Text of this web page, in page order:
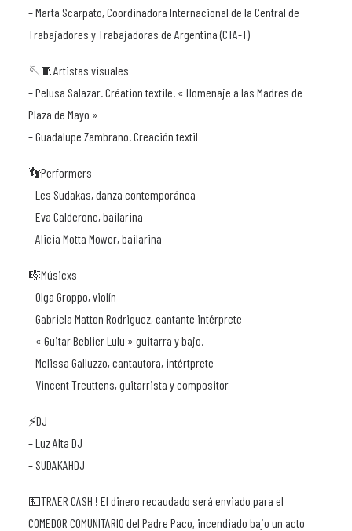
– Marta Scarpato, Coordinadora Internacional de la Central de
Trabajadores y Trabajadoras de Argentina (CTA-T)
🪡🧵Artistas visuales
– Pelusa Salazar. Création textile. « Homenaje a las Madres de
Plaza de Mayo »
– Guadalupe Zambrano. Creación textil
👣Performers
– Les Sudakas, danza contemporánea
– Eva Calderone, bailarina
– Alicia Motta Mower, bailarina
🎼Músicxs
– Olga Groppo, violín
– Gabriela Matton Rodriguez, cantante intérprete
– « Guitar Beblier Lulu » guitarra y bajo.
– Melissa Galluzzo, cantautora, intértprete
– Vincent Treuttens, guitarrista y compositor
⚡️DJ
– Luz Alta DJ
– SUDAKAHDJ
💵TRAER CASH ! El dinero recaudado será enviado para el
COMEDOR COMUNITARIO del Padre Paco, incendiado bajo un acto